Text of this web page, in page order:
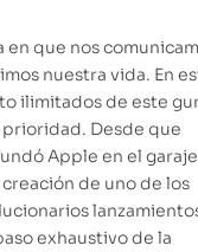
en que nos
nuestra vida. En
ilimitados de este
Desde que
Apple en el garaje
de uno de los
exhaustivo de la